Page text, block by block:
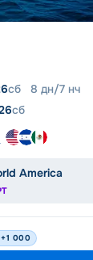
сб 8 дн/7 нч
сб
America
+1 000